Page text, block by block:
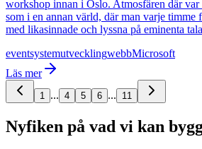
workshop innan i Oslo. Atmosfären där
som i en annan värld, där man varje timme
med likasinnade och lyssna på eminenta
eventsystemutvecklingwebbMicrosoft
Läs mer
1 ... 4 5 6 ... 11
Nyfiken på vad vi kan